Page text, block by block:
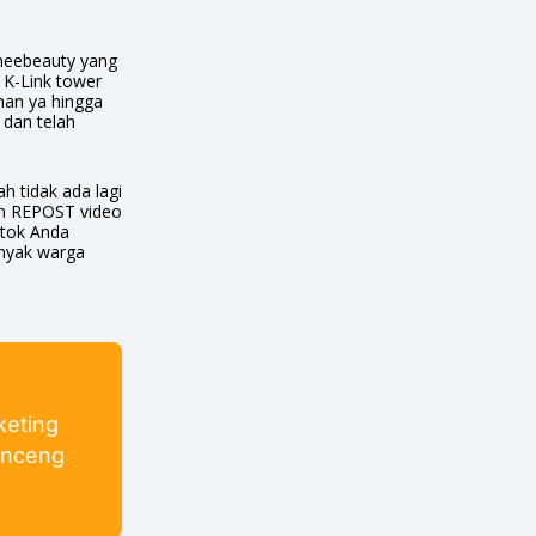
yang
K-Link tower
ya hingga
telah
tidak ada lagi
REPOST video
Anda
warga